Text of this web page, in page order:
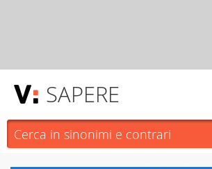
SAPERE